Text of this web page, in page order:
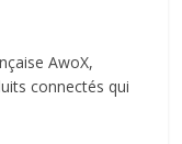
AwoX,
connectés qui